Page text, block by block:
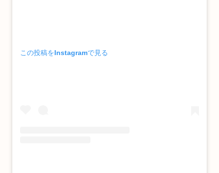
この投稿をInstagramで見る